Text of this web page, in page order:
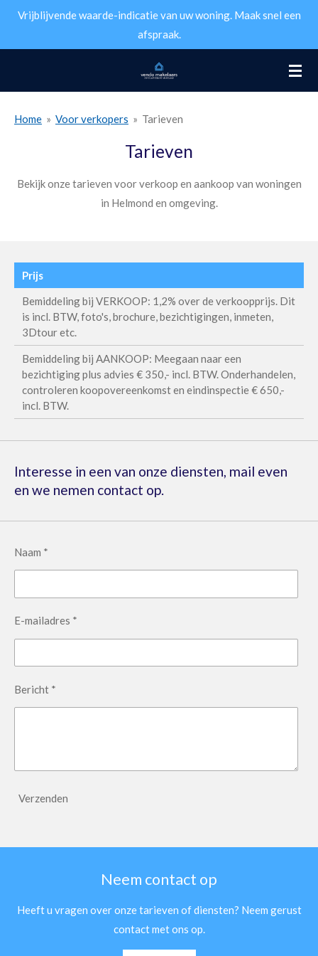
Ga
hoofdinhoud
Vrijblijvende waarde-indicatie van uw woning. Maak snel een
afspraak.
Home » Voor verkopers » Tarieven
Tarieven
Bekijk onze tarieven voor verkoop en aankoop van woningen
in Helmond en omgeving.
Prijs
Bemiddeling bij VERKOOP: 1,2% over de verkoopprijs. Dit
is incl. BTW, foto's, brochure, bezichtigingen, inmeten,
3Dtour etc.
Bemiddeling bij AANKOOP: Meegaan naar een
bezichtiging plus advies € 350,- incl. BTW. Onderhandelen,
controleren koopovereenkomst en eindinspectie € 650,-
incl. BTW.
Interesse in een van onze diensten, mail even
en we nemen contact op.
Naam *
E-mailadres *
Bericht *
Verzenden
Neem contact op
Heeft u vragen over onze tarieven of diensten? Neem gerust
contact met ons op.